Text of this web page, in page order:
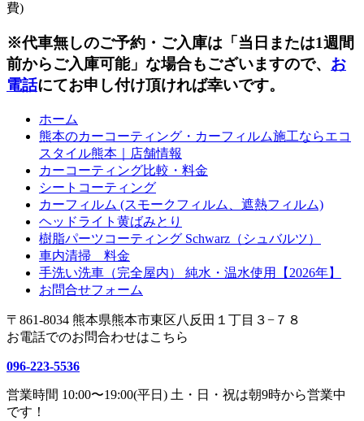
費)
※代車無しのご予約・ご入庫は「当日または1週間
前からご入庫可能」な場合もございますので、 お
電話にてお申し付け頂ければ幸いです。
ホーム
熊本のカーコーティング・カーフィルム施工ならエコ
スタイル熊本｜店舗情報
カーコーティング比較・料金
シートコーティング
カーフィルム (スモークフィルム、遮熱フィルム)
ヘッドライト黄ばみとり
樹脂パーツコーティング Schwarz（シュバルツ）
車内清掃 料金
手洗い洗車（完全屋内） 純水・温水使用【2026年】
お問合せフォーム
〒861-8034 熊本県熊本市東区八反田１丁目３−７８
お電話でのお問合わせはこちら
096-223-5536
営業時間 10:00〜19:00(平日) 土・日・祝は朝9時から営業中
です！